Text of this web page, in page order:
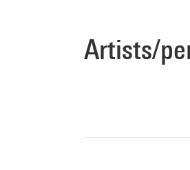
Artists/